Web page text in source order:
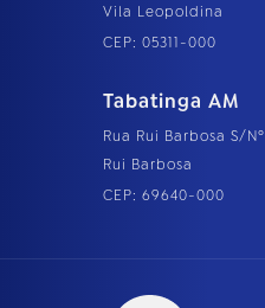
Vila Leopoldina
CEP: 05311-000
Tabatinga AM
Rua Rui Barbosa S/Nº
Rui Barbosa
CEP: 69640-000